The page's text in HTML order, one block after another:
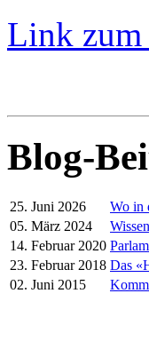
Link zum
Blog-
25. Juni 2026
Wo in
05. März 2024
14. Februar 2020
23. Februar 2018 Das
02. Juni 2015